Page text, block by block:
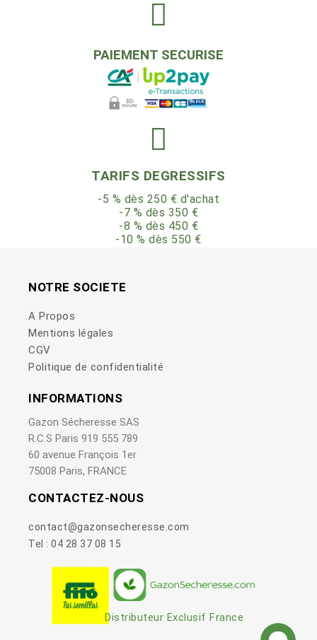
PAIEMENT SECURISE
TARIFS DEGRESSIFS
-5 % dès 250 € d'achat
-7 % dès 350 €
-8 % dès 450 €
-10 % dès 550 €
NOTRE SOCIETE
A Propos
Mentions légales
CGV
Politique de confidentialité
INFORMATIONS
Gazon Sécheresse SAS
R.C.S Paris 919 555 789
60 avenue François 1er
75008 Paris, FRANCE
CONTACTEZ-NOUS
contact@gazonsecheresse.com
Tel : 04 28 37 08 15
Distributeur Exclusif France